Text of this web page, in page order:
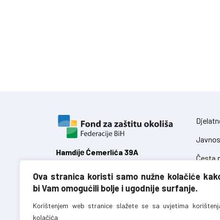
Ova stranica koristi samo nužne kolačiće
bi Vam omogućili bolje i ugodnije surfanje.
Korištenjem web stranice slažete se sa uvjetima
kolačića
Hamdiје Ćemerlića 39A
Federacija Bosne i Hercegovine
F:+387 (0)33 723 688
Česta
Zakoni